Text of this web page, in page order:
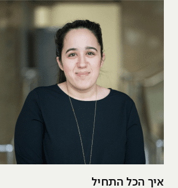
איך הכל התחיל